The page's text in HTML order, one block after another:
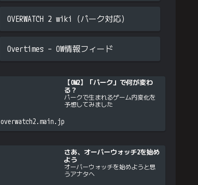
OVERWATCH 2 wiki（パーク対応）
Overtimes – OW情報フィード
【OW2】「パーク」で何が変わ
る？
パークで生まれるゲーム内変化を
予想してみました
overwatch2.main.jp
さあ、オーバーウォッチ2を始め
よう
オーバーウォッチを始めようと思
うアナタへ